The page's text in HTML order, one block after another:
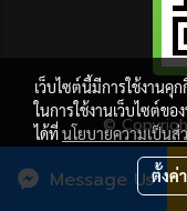
Message Us
©
ผู้เ
เว็บไซต์นี้มีการใช้งาน
ในการใช้งานเว็บไซต์ข
ได้ที่นโยบายความเป็นส่
ตั้งค่